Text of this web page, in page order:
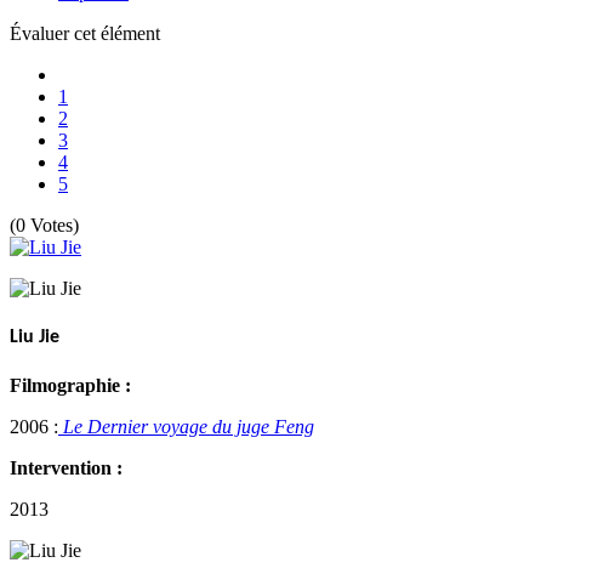
Évaluer cet élément
1
2
3
4
5
(0 Votes)
Liu Jie
Filmographie :
2006 : Le Dernier voyage du juge Feng
Intervention :
2013